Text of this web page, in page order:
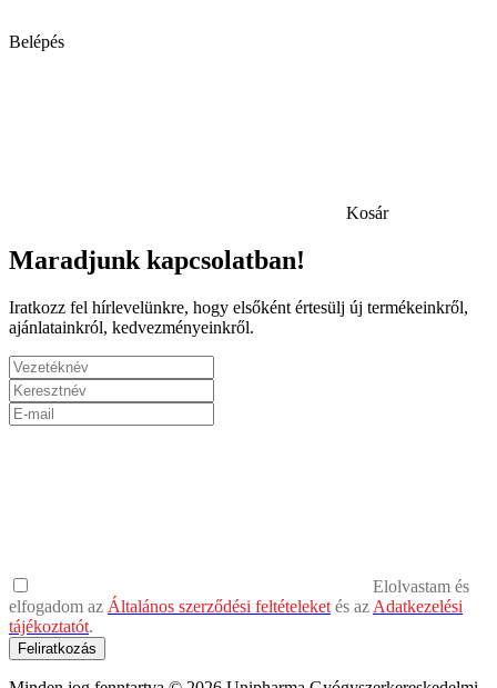
Belépés
Kosár
Maradjunk kapcsolatban!
Iratkozz fel hírlevelünkre, hogy elsőként értesülj új termékeinkről,
ajánlatainkról, kedvezményeinkről.
Elolvastam és
elfogadom az Általános szerződési feltételeket és az Adatkezelési
tájékoztatót.
Feliratkozás